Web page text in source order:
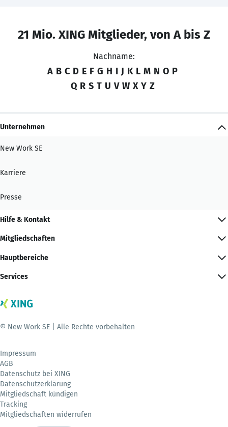
21 Mio. XING Mitglieder, von A bis Z
Nachname:
A B C D E F G H I J K L M N O P
Q R S T U V W X Y Z
Unternehmen
New Work SE
Karriere
Presse
Hilfe & Kontakt
Mitgliedschaften
Hauptbereiche
Services
© New Work SE | Alle Rechte vorbehalten
Impressum
AGB
Datenschutz bei XING
Datenschutzerklärung
Mitgliedschaft kündigen
Tracking
Mitgliedschaften widerrufen